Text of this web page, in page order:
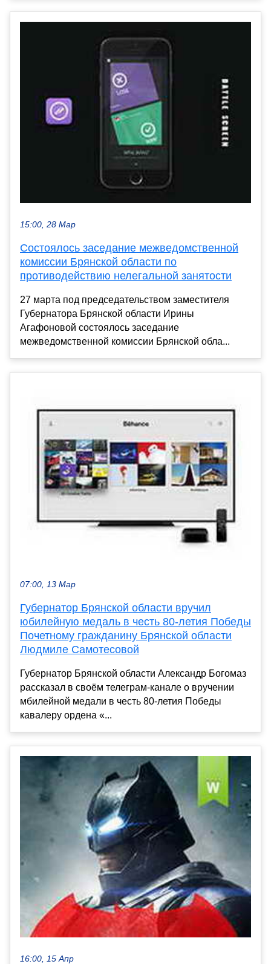
15:00, 28 Мар
Состоялось заседание межведомственной
комиссии Брянской области по
противодействию нелегальной занятости
27 марта под председательством заместителя
Губернатора Брянской области Ирины
Агафоновой состоялось заседание
межведомственной комиссии Брянской обла...
07:00, 13 Мар
Губернатор Брянской области вручил
юбилейную медаль в честь 80-летия Победы
Почетному гражданину Брянской области
Людмиле Самотесовой
Губернатор Брянской области Александр Богомаз
рассказал в своём телеграм-канале о вручении
мбилейной медали в честь 80-летия Победы
кавалеру ордена «...
16:00, 15 Апр